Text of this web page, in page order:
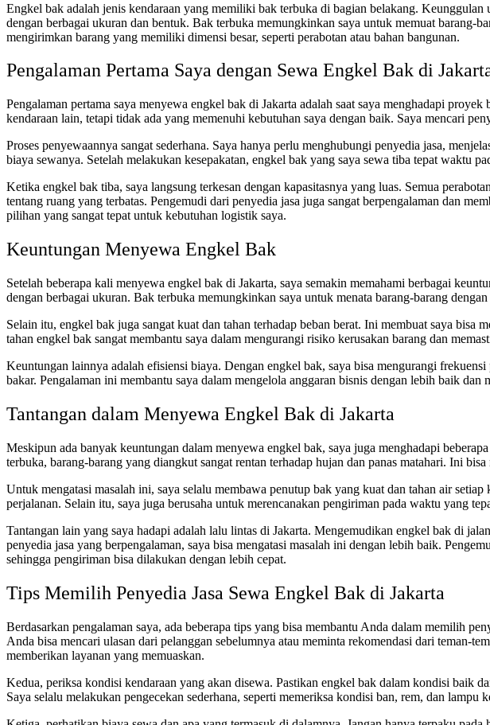
Engkel bak adalah jenis kendaraan yang memiliki bak terbuka di bagian belakang.
dengan berbagai ukuran dan bentuk. Bak terbuka memungkinkan saya untuk memuat barang-
mengirimkan barang yang memiliki dimensi besar, seperti perabotan atau bahan bangunan.
Pengalaman Pertama Saya dengan Sewa Engkel Bak di
Pengalaman pertama saya menyewa engkel bak di Jakarta adalah saat saya menghadapi
kendaraan lain, tetapi tidak ada yang memenuhi kebutuhan saya dengan baik. Saya mencari
Proses penyewaannya sangat sederhana. Saya hanya perlu menghubungi penyedia jasa,
biaya sewanya. Setelah melakukan kesepakatan, engkel bak yang saya sewa tiba tepat waktu
Ketika engkel bak tiba, saya langsung terkesan dengan kapasitasnya yang luas. Semua
tentang ruang yang terbatas. Pengemudi dari penyedia jasa juga sangat berpengalaman dan
pilihan yang sangat tepat untuk kebutuhan logistik saya.
Keuntungan Menyewa Engkel Bak
Setelah beberapa kali menyewa engkel bak di Jakarta, saya semakin memahami berbagai
dengan berbagai ukuran. Bak terbuka memungkinkan saya untuk menata barang-barang
Selain itu, engkel bak juga sangat kuat dan tahan terhadap beban berat. Ini membuat saya bisa
tahan engkel bak sangat membantu saya dalam mengurangi risiko kerusakan barang dan
Keuntungan lainnya adalah efisiensi biaya. Dengan engkel bak, saya bisa mengurangi
bakar. Pengalaman ini membantu saya dalam mengelola anggaran bisnis dengan lebih baik dan
Tantangan dalam Menyewa Engkel Bak di Jakarta
Meskipun ada banyak keuntungan dalam menyewa engkel bak, saya juga menghadapi
terbuka, barang-barang yang diangkut sangat rentan terhadap hujan dan panas matahari. Ini
Untuk mengatasi masalah ini, saya selalu membawa penutup bak yang kuat dan tahan air
perjalanan. Selain itu, saya juga berusaha untuk merencanakan pengiriman pada waktu yang
Tantangan lain yang saya hadapi adalah lalu lintas di Jakarta. Mengemudikan engkel bak di
penyedia jasa yang berpengalaman, saya bisa mengatasi masalah ini dengan lebih baik.
sehingga pengiriman bisa dilakukan dengan lebih cepat.
Tips Memilih Penyedia Jasa Sewa Engkel Bak di Jakarta
Berdasarkan pengalaman saya, ada beberapa tips yang bisa membantu Anda dalam memilih
Anda bisa mencari ulasan dari pelanggan sebelumnya atau meminta rekomendasi dari teman-
memberikan layanan yang memuaskan.
Kedua, periksa kondisi kendaraan yang akan disewa. Pastikan engkel bak dalam kondisi baik
Saya selalu melakukan pengecekan sederhana, seperti memeriksa kondisi ban, rem, dan lampu